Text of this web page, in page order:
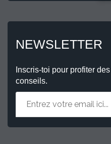
NEWSLETTER
Inscris-toi pour profiter
conseils.